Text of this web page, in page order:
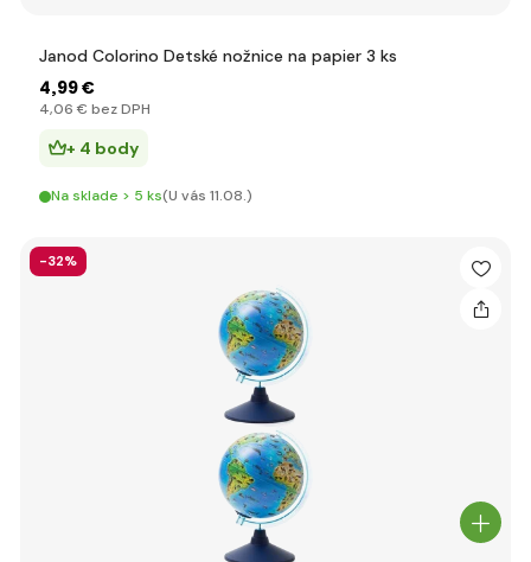
Janod Colorino Detské nožnice na papier 3 ks
4,99 €
4,06 € bez DPH
+ 4 body
Na sklade > 5 ks(U vás 11.08.)
-32%